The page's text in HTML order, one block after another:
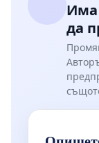
Има
да